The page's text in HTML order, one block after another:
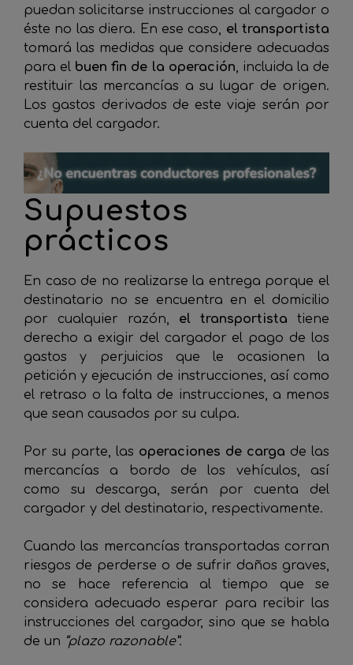
puedan solicitarse instrucciones al cargador o
éste no las diera. En ese caso, el transportista
tomará las medidas que considere adecuadas
para el buen fin de la operación, incluida la de
restituir las mercancías a su lugar de origen.
Los gastos derivados de este viaje serán por
cuenta del cargador.
Supuestos
prácticos
En caso de no realizarse la entrega porque el
destinatario no se encuentra en el domicilio
por cualquier razón, el transportista tiene
derecho a exigir del cargador el pago de los
gastos y perjuicios que le ocasionen la
petición y ejecución de instrucciones, así como
el retraso o la falta de instrucciones, a menos
que sean causados por su culpa.
Por su parte, las operaciones de carga de las
mercancías a bordo de los vehículos, así
como su descarga, serán por cuenta del
cargador y del destinatario, respectivamente.
Cuando las mercancías transportadas corran
riesgos de perderse o de sufrir daños graves,
no se hace referencia al tiempo que se
considera adecuado esperar para recibir las
instrucciones del cargador, sino que se habla
de un “plazo razonable”.